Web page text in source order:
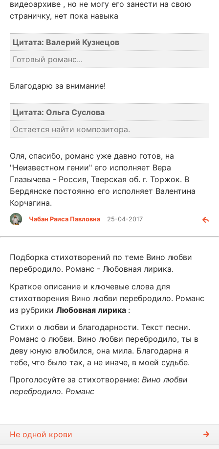
видеоархиве , но не могу его занести на свою
страничку, нет пока навыка
Цитата: Валерий Кузнецов
Готовый романс...
Благодарю за внимание!
Цитата: Ольга Суслова
Остается найти композитора.
Оля, спасибо, романс уже давно готов, на
"Неизвестном гении" его исполняет Вера
Глазычева - Россия, Тверская об. г. Торжок. В
Бердянске постоянно его исполняет Валентина
Корчагина.
Чабан Раиса Павловна 25-04-2017
Подборка стихотворений по теме Вино любви
перебродило. Романс - Любовная лирика.
Краткое описание и ключевые слова для
стихотворения Вино любви перебродило. Романс
из рубрики Любовная лирика :
Стихи о любви и благодарности. Текст песни.
Романс о любви. Вино любви перебродило, ты в
деву юную влюбился, она мила. Благодарна я
тебе, что было так, а не иначе, в моей судьбе.
Проголосуйте за стихотворение: Вино любви
перебродило. Романс
Не одной крови